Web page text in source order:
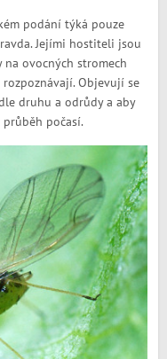
podání týká pouze
Jejími hostiteli jsou
ovocných stromech
Objevují se
druhu a odrůdy a aby
počasí.